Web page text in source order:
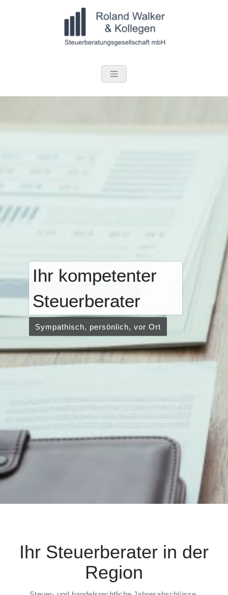
Roland Walker
Ihr kompetenter
Steuerberater
Sympathisch, persönlich, vor Ort
Ihr Steuerberater in der
Region